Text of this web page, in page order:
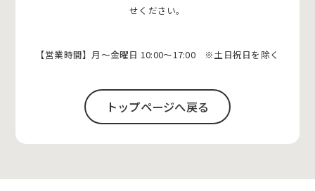
せください。
【営業時間】月〜金曜日 10:00〜17:00 ※土日祝日を除く
トップページへ戻る